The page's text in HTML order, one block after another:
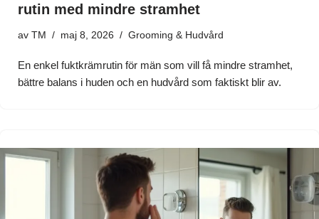
rutin med mindre stramhet
av TM maj 8, 2026 Grooming & Hudvård
En enkel fuktkrämrutin för män som vill få mindre stramhet,
bättre balans i huden och en hudvård som faktiskt blir av.